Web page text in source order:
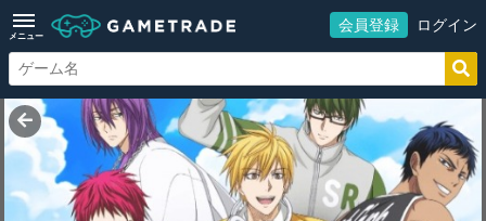
メニュー
会員登録 ログイン